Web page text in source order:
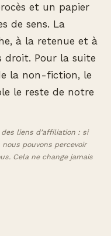
et un papier
de sens. La
à la retenue et à
droit. Pour la suite
la non-fiction, le
le reste de notre
liens d’affiliation : si
pouvons percevoir
Cela ne change jamais